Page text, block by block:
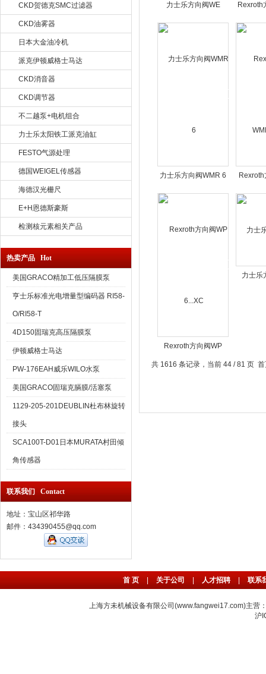
CKD贺德克SMC过滤器
CKD油雾器
日本大金油冷机
派克伊顿威格士马达
CKD消音器
CKD调节器
不二越泵+电机组合
力士乐太阳铁工派克油缸
FESTO气源处理
德国WEIGEL传感器
海德汉光栅尺
E+H恩德斯豪斯
检测核元素相关产品
热卖产品 Hot
美国GRACO精加工低压隔膜泵
亨士乐标准光电增量型编码器 RI58-
O/RI58-T
4D150固瑞克高压隔膜泵
伊顿威格士马达
PW-176EAH威乐WILO水泵
美国GRACO固瑞克膈膜/活塞泵
1129-205-201DEUBLIN杜布林旋转
接头
SCA100T-D01日本MURATA村田倾
角传感器
联系我们 Contact
地址：宝山区祁华路
邮件：434390455@qq.com
力士乐方向阀WE
Rexroth
力士乐方向阀WMR 6
Rexroth方向阀WP
力士乐
共 1616 条记录，当前 44 / 81 页
首 页 关于公司 人才招聘 联系
上海方未机械设备有限公司(www.fangwei17.com)主营
沪